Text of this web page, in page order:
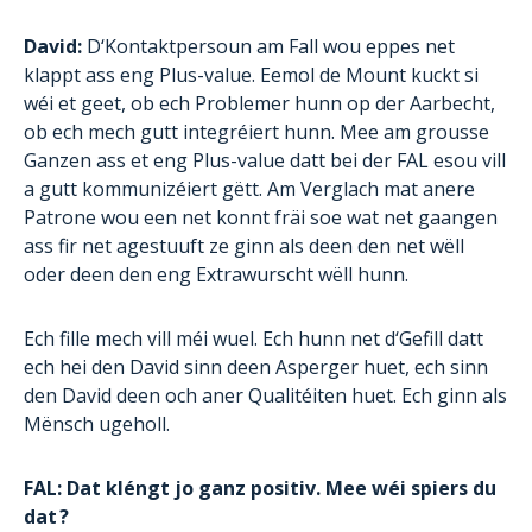
David: D‘Kontaktpersoun am Fall wou eppes net
klappt ass eng Plus-value. Eemol de Mount kuckt si
wéi et geet, ob ech Problemer hunn op der Aarbecht,
ob ech mech gutt integréiert hunn. Mee am grousse
Ganzen ass et eng Plus-value datt bei der FAL esou vill
a gutt kommunizéiert gëtt. Am Verglach mat anere
Patrone wou een net konnt fräi soe wat net gaangen
ass fir net agestuuft ze ginn als deen den net wëll
oder deen den eng Extrawurscht wëll hunn.
Ech fille mech vill méi wuel. Ech hunn net d‘Gefill datt
ech hei den David sinn deen Asperger huet, ech sinn
den David deen och aner Qualitéiten huet. Ech ginn als
Mënsch ugeholl.
FAL: Dat kléngt jo ganz positiv. Mee wéi spiers du
dat ?